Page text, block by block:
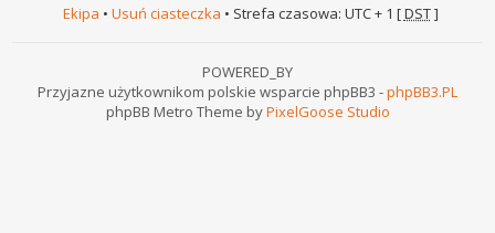
Ekipa • Usuń ciasteczka • Strefa czasowa: UTC + 1 [DST]
POWERED_BY
Przyjazne użytkownikom polskie wsparcie phpBB3 -phpBB3.PL
phpBB Metro Theme byPixelGoose Studio